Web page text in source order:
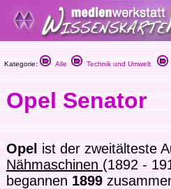
Kategorie: Alle Technik und Umwelt
Opel Senator
Opelist der zweitälteste
Nähmaschinen(1892 -
begannen1899